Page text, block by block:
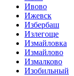
Ивово
Ижевск
Избербаш
Излегоще
Измайловка
Измайлово
Измалково
Изобильный